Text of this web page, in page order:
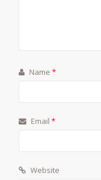
Name*
Email*
Website